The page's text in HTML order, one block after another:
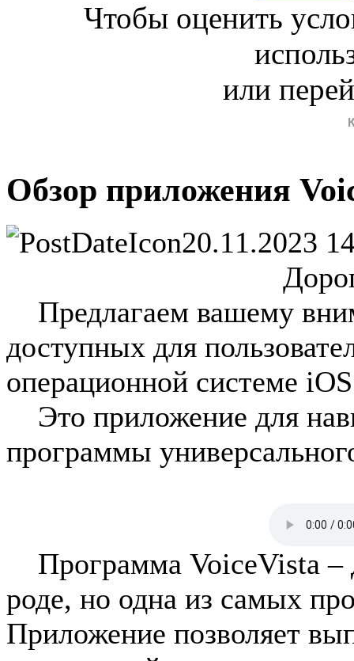
Чтобы оценить
или
Обзор приложения
20.11.2023
Предлагаем вашему
доступных для
операционной системе
Это приложение для
программы
Программа VoiceVista –
роде, но одна из самых
Приложение позволяет